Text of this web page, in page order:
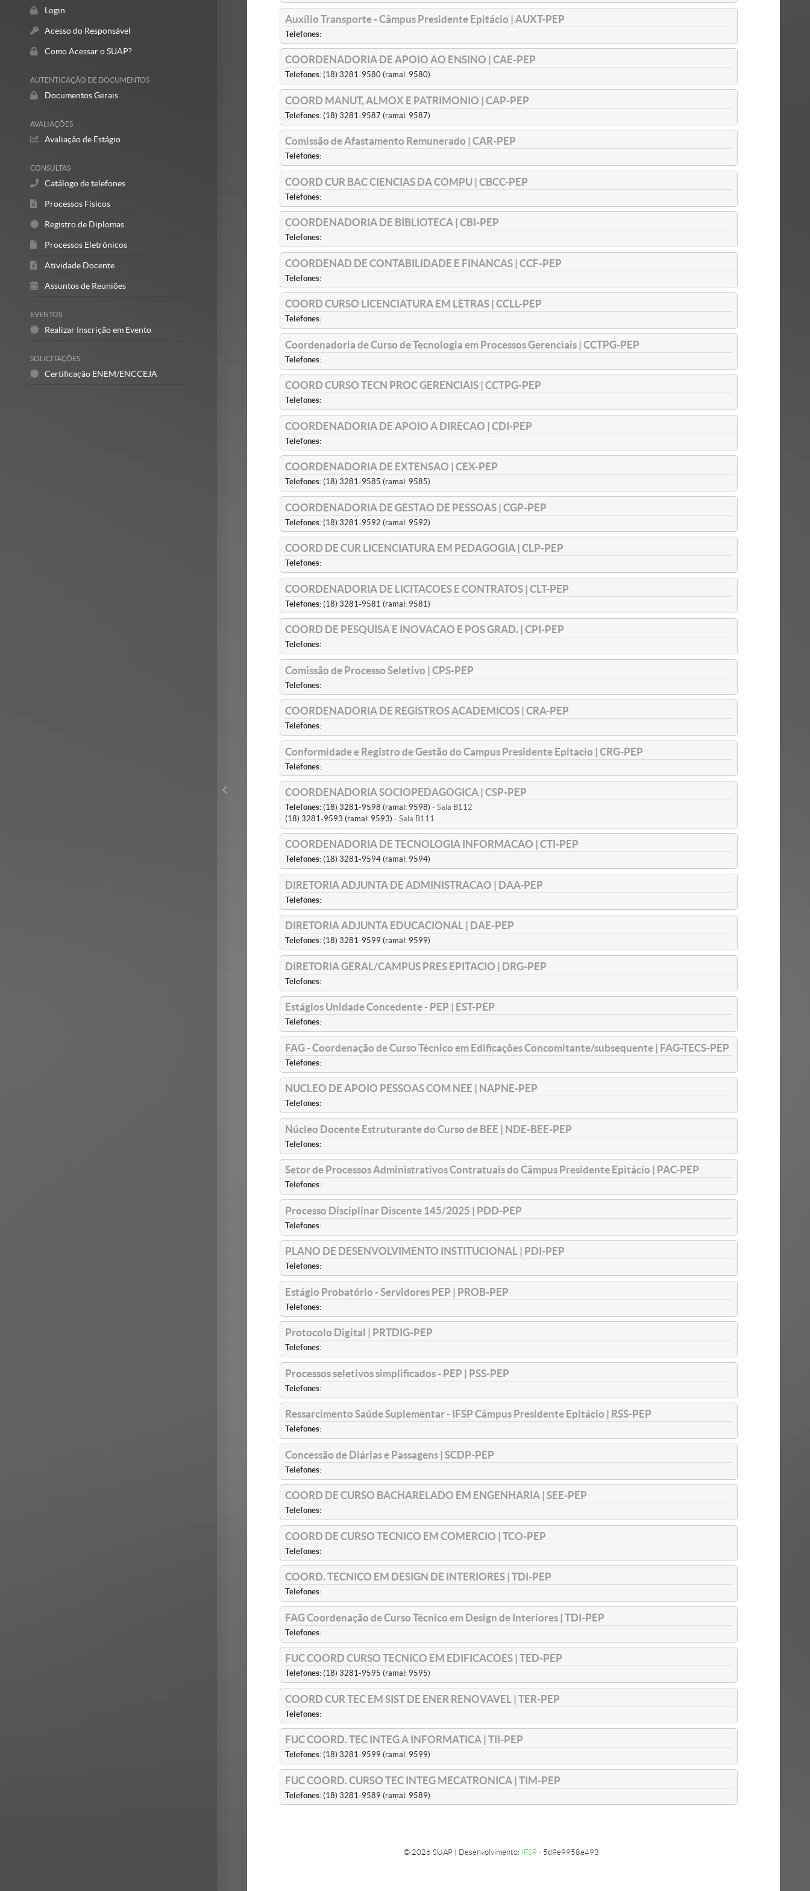
Login
Acesso do Responsável
Como Acessar o SUAP?
AUTENTICAÇÃO DE DOCUMENTOS
Documentos Gerais
AVALIAÇÕES
Avaliação de Estágio
CONSULTAS
Catálogo de telefones
Processos Físicos
Registro de Diplomas
Processos Eletrônicos
Atividade Docente
Assuntos de Reuniões
EVENTOS
Realizar Inscrição em Evento
SOLICITAÇÕES
Certificação ENEM/ENCCEJA
Auxílio Transporte - Câmpus Presidente Epitácio | AUXT-PEP
Telefones:
COORDENADORIA DE APOIO AO ENSINO | CAE-PEP
Telefones: (18) 3281-9580 (ramal: 9580)
COORD MANUT, ALMOX E PATRIMONIO | CAP-PEP
Telefones: (18) 3281-9587 (ramal: 9587)
Comissão de Afastamento Remunerado | CAR-PEP
Telefones:
COORD CUR BAC CIENCIAS DA COMPU | CBCC-PEP
Telefones:
COORDENADORIA DE BIBLIOTECA | CBI-PEP
Telefones:
COORDENAD DE CONTABILIDADE E FINANCAS | CCF-PEP
Telefones:
COORD CURSO LICENCIATURA EM LETRAS | CCLL-PEP
Telefones:
Coordenadoria de Curso de Tecnologia em Processos Gerenciais | CCTPG-PEP
Telefones:
COORD CURSO TECN PROC GERENCIAIS | CCTPG-PEP
Telefones:
COORDENADORIA DE APOIO A DIRECAO | CDI-PEP
Telefones:
COORDENADORIA DE EXTENSAO | CEX-PEP
Telefones: (18) 3281-9585 (ramal: 9585)
COORDENADORIA DE GESTAO DE PESSOAS | CGP-PEP
Telefones: (18) 3281-9592 (ramal: 9592)
COORD DE CUR LICENCIATURA EM PEDAGOGIA | CLP-PEP
Telefones:
COORDENADORIA DE LICITACOES E CONTRATOS | CLT-PEP
Telefones: (18) 3281-9581 (ramal: 9581)
COORD DE PESQUISA E INOVACAO E POS GRAD. | CPI-PEP
Telefones:
Comissão de Processo Seletivo | CPS-PEP
Telefones:
COORDENADORIA DE REGISTROS ACADEMICOS | CRA-PEP
Telefones:
Conformidade e Registro de Gestão do Campus Presidente Epitacio | CRG-PEP
Telefones:
COORDENADORIA SOCIOPEDAGOGICA | CSP-PEP
Telefones: (18) 3281-9598 (ramal: 9598) - Sala B112
(18) 3281-9593 (ramal: 9593) - Sala B111
COORDENADORIA DE TECNOLOGIA INFORMACAO | CTI-PEP
Telefones: (18) 3281-9594 (ramal: 9594)
DIRETORIA ADJUNTA DE ADMINISTRACAO | DAA-PEP
Telefones:
DIRETORIA ADJUNTA EDUCACIONAL | DAE-PEP
Telefones: (18) 3281-9599 (ramal: 9599)
DIRETORIA GERAL/CAMPUS PRES EPITACIO | DRG-PEP
Telefones:
Estágios Unidade Concedente - PEP | EST-PEP
Telefones:
FAG - Coordenação de Curso Técnico em Edificações Concomitante/subsequente | FAG-TECS-PEP
Telefones:
NUCLEO DE APOIO PESSOAS COM NEE | NAPNE-PEP
Telefones:
Núcleo Docente Estruturante do Curso de BEE | NDE-BEE-PEP
Telefones:
Setor de Processos Administrativos Contratuais do Câmpus Presidente Epitácio | PAC-PEP
Telefones:
Processo Disciplinar Discente 145/2025 | PDD-PEP
Telefones:
PLANO DE DESENVOLVIMENTO INSTITUCIONAL | PDI-PEP
Telefones:
Estágio Probatório - Servidores PEP | PROB-PEP
Telefones:
Protocolo Digital | PRTDIG-PEP
Telefones:
Processos seletivos simplificados - PEP | PSS-PEP
Telefones:
Ressarcimento Saúde Suplementar - IFSP Câmpus Presidente Epitácio | RSS-PEP
Telefones:
Concessão de Diárias e Passagens | SCDP-PEP
Telefones:
COORD DE CURSO BACHARELADO EM ENGENHARIA | SEE-PEP
Telefones:
COORD DE CURSO TECNICO EM COMERCIO | TCO-PEP
Telefones:
COORD. TECNICO EM DESIGN DE INTERIORES | TDI-PEP
Telefones:
FAG Coordenação de Curso Técnico em Design de Interiores | TDI-PEP
Telefones:
FUC COORD CURSO TECNICO EM EDIFICACOES | TED-PEP
Telefones: (18) 3281-9595 (ramal: 9595)
COORD CUR TEC EM SIST DE ENER RENOVAVEL | TER-PEP
Telefones:
FUC COORD. TEC INTEG A INFORMATICA | TII-PEP
Telefones: (18) 3281-9599 (ramal: 9599)
FUC COORD. CURSO TEC INTEG MECATRONICA | TIM-PEP
Telefones: (18) 3281-9589 (ramal: 9589)
© 2026 SUAP | Desenvolvimento: IFSP - 5d9e9958e493